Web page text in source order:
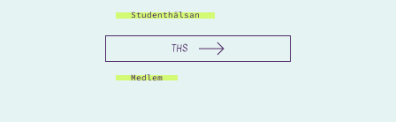
THS
Medlem
Studenthälsan